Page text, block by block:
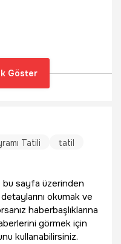
Göster
Tatili
tatil
bu sayfa üzerinden
okumak ve
haberbaşlıklarına
görmek için
kullanabilirsiniz.